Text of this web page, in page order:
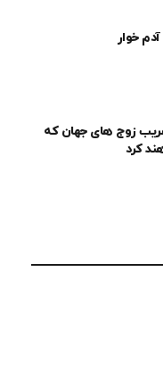
زوج های جهان که
کرد